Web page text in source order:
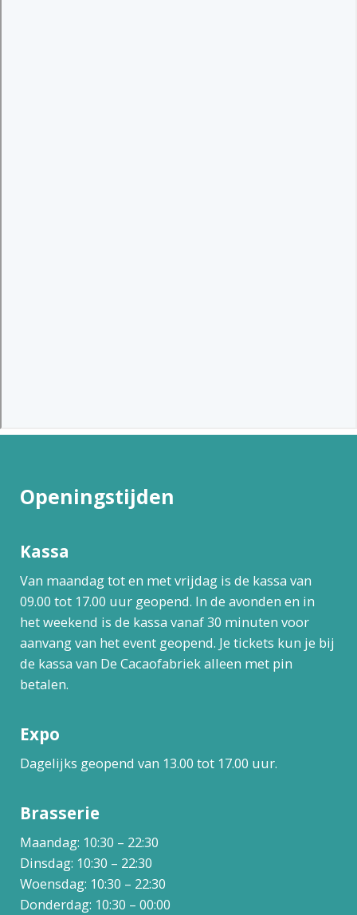
Openingstijden
Kassa
Van maandag tot en met vrijdag is de kassa van
09.00 tot 17.00 uur geopend. In de avonden en in
het weekend is de kassa vanaf 30 minuten voor
aanvang van het event geopend. Je tickets kun je bij
de kassa van De Cacaofabriek alleen met pin
betalen.
Expo
Dagelijks geopend van 13.00 tot 17.00 uur.
Brasserie
Maandag: 10:30 – 22:30
Dinsdag: 10:30 – 22:30
Woensdag: 10:30 – 22:30
Donderdag: 10:30 – 00:00